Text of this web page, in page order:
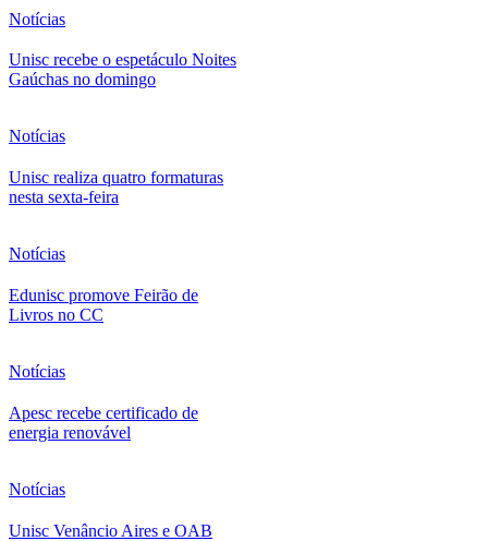
Notícias
Unisc recebe o espetáculo Noites
Gaúchas no domingo
Notícias
Unisc realiza quatro formaturas
nesta sexta-feira
Notícias
Edunisc promove Feirão de
Livros no CC
Notícias
Apesc recebe certificado de
energia renovável
Notícias
Unisc Venâncio Aires e OAB